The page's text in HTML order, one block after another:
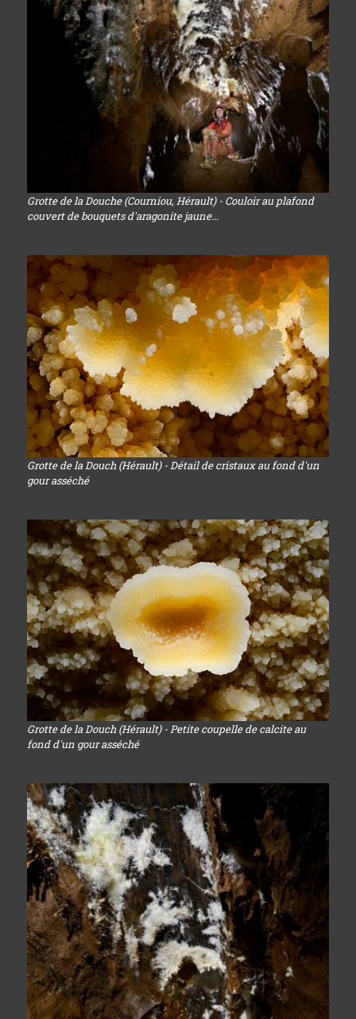
Grotte de la Douche (Courniou, Hérault) - Couloir au plafond
couvert de bouquets d'aragonite jaune...
Grotte de la Douch (Hérault) - Détail de cristaux au fond d'un
gour asséché
Grotte de la Douch (Hérault) - Petite coupelle de calcite au
fond d'un gour asséché